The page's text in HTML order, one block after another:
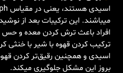
میباشند. این ترکیبات بعد از
افراد باعث ترش کردن معده و
ترکیب کردن قهوه با شیر با خنثی
اسیدی و همچنین رقیق‌تر کردن
بروز این مشکل جلوگیری میکند.